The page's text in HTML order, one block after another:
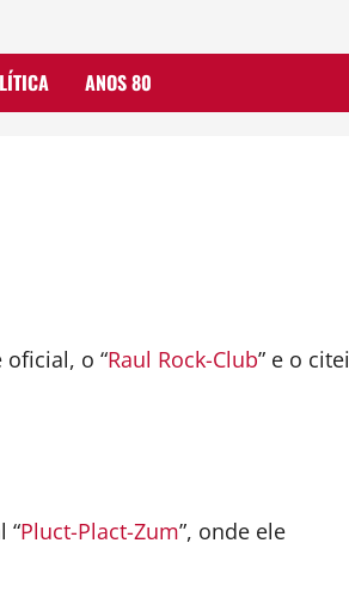
ANOS 80
oficial, o “Raul Rock-Club” e o citei
“Pluct-Plact-Zum”, onde ele